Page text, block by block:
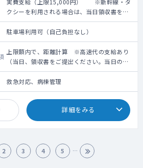
実費支給（上限15,000円） ※新幹線・タ
クシーを利用される場合は、当日領収書をご
提出ください。
駐車場利用可（自己負担なし）
上限額内で、距離計算 ※高速代の支給あり
（当日、領収書をご提出ください。当日のご
提出が難しい場合、給与振込日までにデータ
を依頼元にご提出ください。）
救急対応、病棟管理
詳細をみる
2 3 4 5